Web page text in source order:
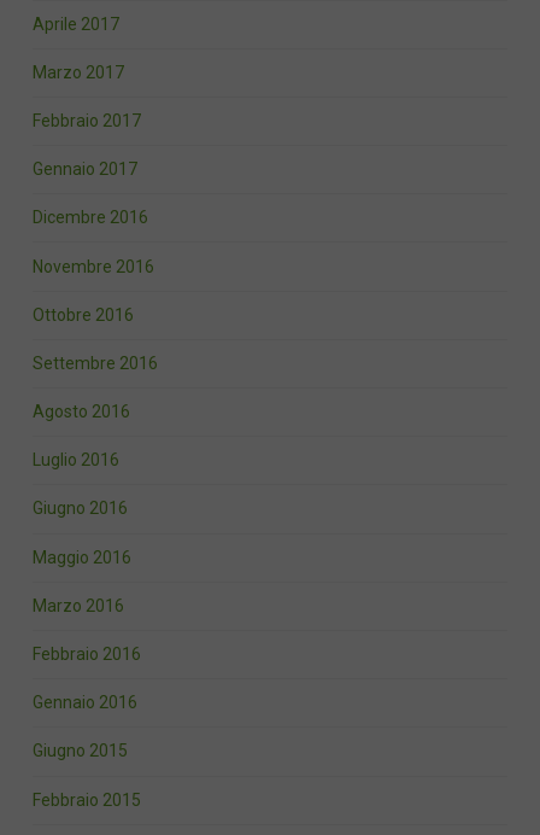
Aprile 2017
Marzo 2017
Febbraio 2017
Gennaio 2017
Dicembre 2016
Novembre 2016
Ottobre 2016
Settembre 2016
Agosto 2016
Luglio 2016
Giugno 2016
Maggio 2016
Marzo 2016
Febbraio 2016
Gennaio 2016
Giugno 2015
Febbraio 2015